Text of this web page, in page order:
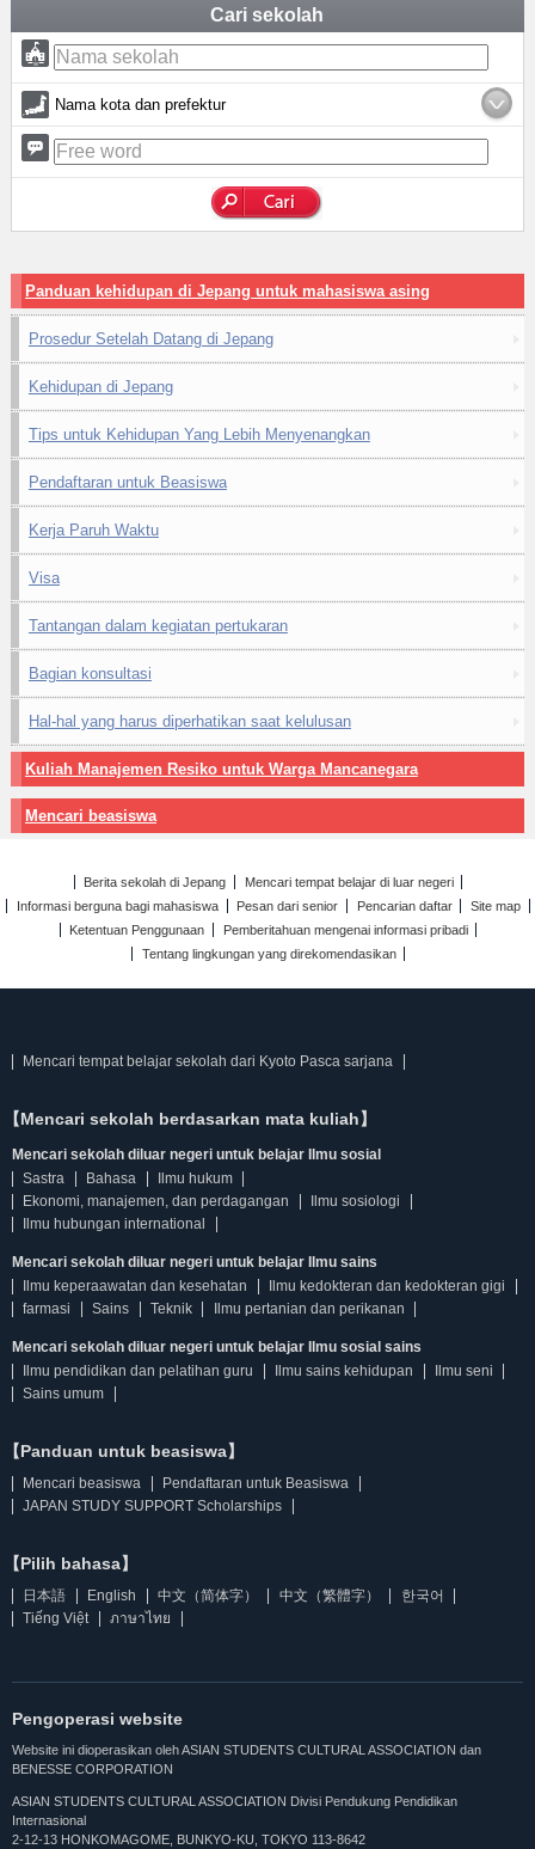
Cari sekolah
Nama kota dan prefektur
Panduan kehidupan di Jepang untuk mahasiswa asing
Prosedur Setelah Datang di Jepang
Kehidupan di Jepang
Tips untuk Kehidupan Yang Lebih Menyenangkan
Pendaftaran untuk Beasiswa
Kerja Paruh Waktu
Visa
Tantangan dalam kegiatan pertukaran
Bagian konsultasi
Hal-hal yang harus diperhatikan saat kelulusan
Kuliah Manajemen Resiko untuk Warga Mancanegara
Mencari beasiswa
Berita sekolah di Jepang
Mencari tempat belajar di luar negeri
Informasi berguna bagi mahasiswa
Pesan dari senior Pencarian daftar
Site map
Ketentuan Penggunaan
Pemberitahuan mengenai informasi pribadi
Tentang lingkungan yang direkomendasikan
Mencari tempat belajar sekolah dari Kyoto Pasca sarjana
【Mencari sekolah berdasarkan mata kuliah】
Mencari sekolah diluar negeri untuk belajar Ilmu sosial
Sastra
Bahasa
Ilmu hukum
Ekonomi, manajemen, dan perdagangan
Ilmu sosiologi
Ilmu hubungan international
Mencari sekolah diluar negeri untuk belajar Ilmu sains
Ilmu keperaawatan dan kesehatan
Ilmu kedokteran dan kedokteran gigi
farmasi
Sains Teknik Ilmu pertanian dan perikanan
Mencari sekolah diluar negeri untuk belajar Ilmu sosial sains
Ilmu pendidikan dan pelatihan guru
Ilmu sains kehidupan
Ilmu seni
Sains umum
【Panduan untuk beasiswa】
Mencari beasiswa
Pendaftaran untuk Beasiswa
JAPAN STUDY SUPPORT Scholarships
【Pilih bahasa】
日本語 English 中文（简体字） 中文（繁體字）
한국어
Tiếng Việt
ภาษาไทย
Pengoperasi website
Website ini dioperasikan oleh ASIAN STUDENTS CULTURAL ASSOCIATION dan
BENESSE CORPORATION
ASIAN STUDENTS CULTURAL ASSOCIATION Divisi Pendukung Pendidikan
Internasional
2-12-13 HONKOMAGOME, BUNKYO-KU, TOKYO 113-8642